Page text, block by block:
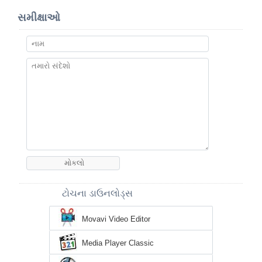
સમીક્ષાઓ
ટોચના ડાઉનલોડ્સ
Movavi Video Editor
Media Player Classic